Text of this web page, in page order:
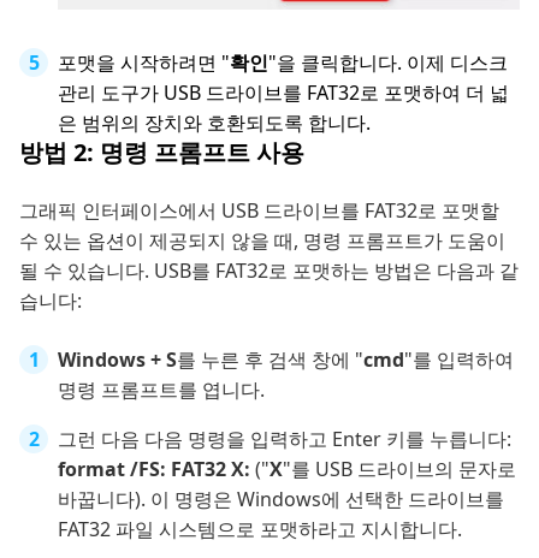
포맷을 시작하려면 "확인"을 클릭합니다. 이제 디스크
관리 도구가 USB 드라이브를 FAT32로 포맷하여 더 넓
은 범위의 장치와 호환되도록 합니다.
방법 2: 명령 프롬프트 사용
그래픽 인터페이스에서 USB 드라이브를 FAT32로 포맷할
수 있는 옵션이 제공되지 않을 때, 명령 프롬프트가 도움이
될 수 있습니다. USB를 FAT32로 포맷하는 방법은 다음과 같
습니다:
Windows + S를 누른 후 검색 창에 "cmd"를 입력하여
명령 프롬프트를 엽니다.
그런 다음 다음 명령을 입력하고 Enter 키를 누릅니다:
format /FS: FAT32 X: ("X"를 USB 드라이브의 문자로
바꿉니다). 이 명령은 Windows에 선택한 드라이브를
FAT32 파일 시스템으로 포맷하라고 지시합니다.